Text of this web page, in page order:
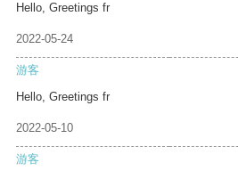
Hello, Greetings fr
2022-05-24
游客
Hello, Greetings fr
2022-05-10
游客